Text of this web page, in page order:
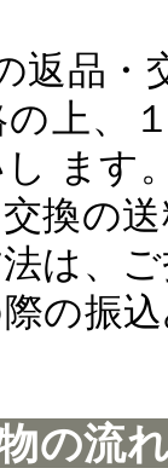
返品・
の上、
ます。
交換の
法は、
際の振
の流